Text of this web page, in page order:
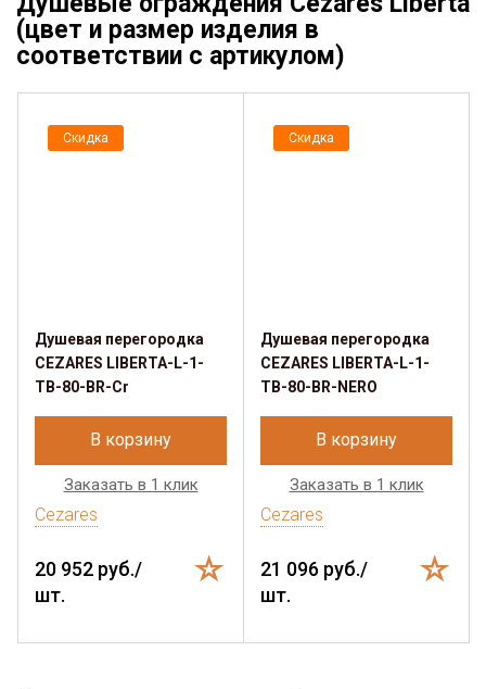
(цвет и размер изделия в
соответствии с артикулом)
Скидка
Душевая перегородка
CEZARES LIBERTA-L-1-
TB-80-BR-Cr
В корзину
Заказать в 1 клик
Cezares
20 952 руб./
шт.
Скидка
Душевая перегородка
CEZARES LIBERTA-L-1-
TB-80-BR-NERO
В корзину
Заказать в 1 клик
Cezares
21 096 руб./
шт.